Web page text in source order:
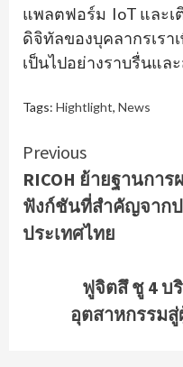
แพลตฟอร์ม IoT และเ
ดิจิทัลของบุคลากรเร
เป็นไปอย่างราบรื่นแล
Tags: Hightlight, News
Continue
Reading
Previous
RICOH ย้ายฐานกา
ฟังก์ชันที่สำคัญจาก
ประเทศไทย
ฟูจิตสึ ชู 4 บ
อุตสาหกรรม